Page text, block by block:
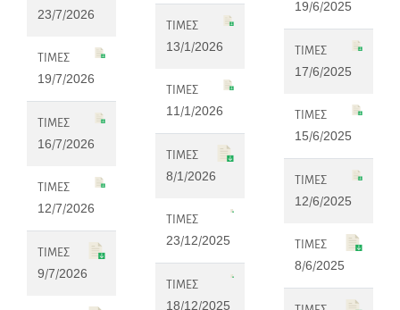
23/7/2026
ΤΙΜΕΣ
19/7/2026
ΤΙΜΕΣ
16/7/2026
ΤΙΜΕΣ
12/7/2026
ΤΙΜΕΣ
9/7/2026
ΤΙΜΕΣ
13/1/2026
ΤΙΜΕΣ
11/1/2026
ΤΙΜΕΣ
8/1/2026
ΤΙΜΕΣ
23/12/2025
ΤΙΜΕΣ
18/12/2025
19/6/2025
ΤΙΜΕΣ
17/6/2025
ΤΙΜΕΣ
15/6/2025
ΤΙΜΕΣ
12/6/2025
ΤΙΜΕΣ
8/6/2025